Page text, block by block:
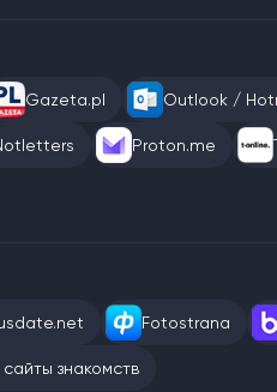
Gazeta.pl Outlook /
Proton.me
Fotostrana
знакомств